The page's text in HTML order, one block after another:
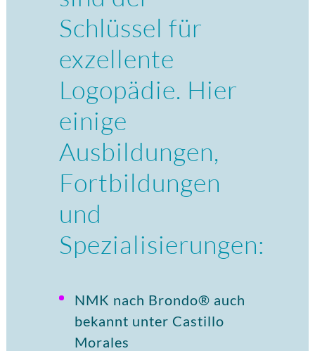
Schlüssel für
exzellente
Logopädie. Hier
einige
Ausbildungen,
Fortbildungen
und
Spezialisierungen:
NMK nach Brondo® auch
bekannt unter Castillo
Morales